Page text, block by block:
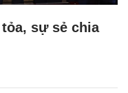
sự sẻ chia